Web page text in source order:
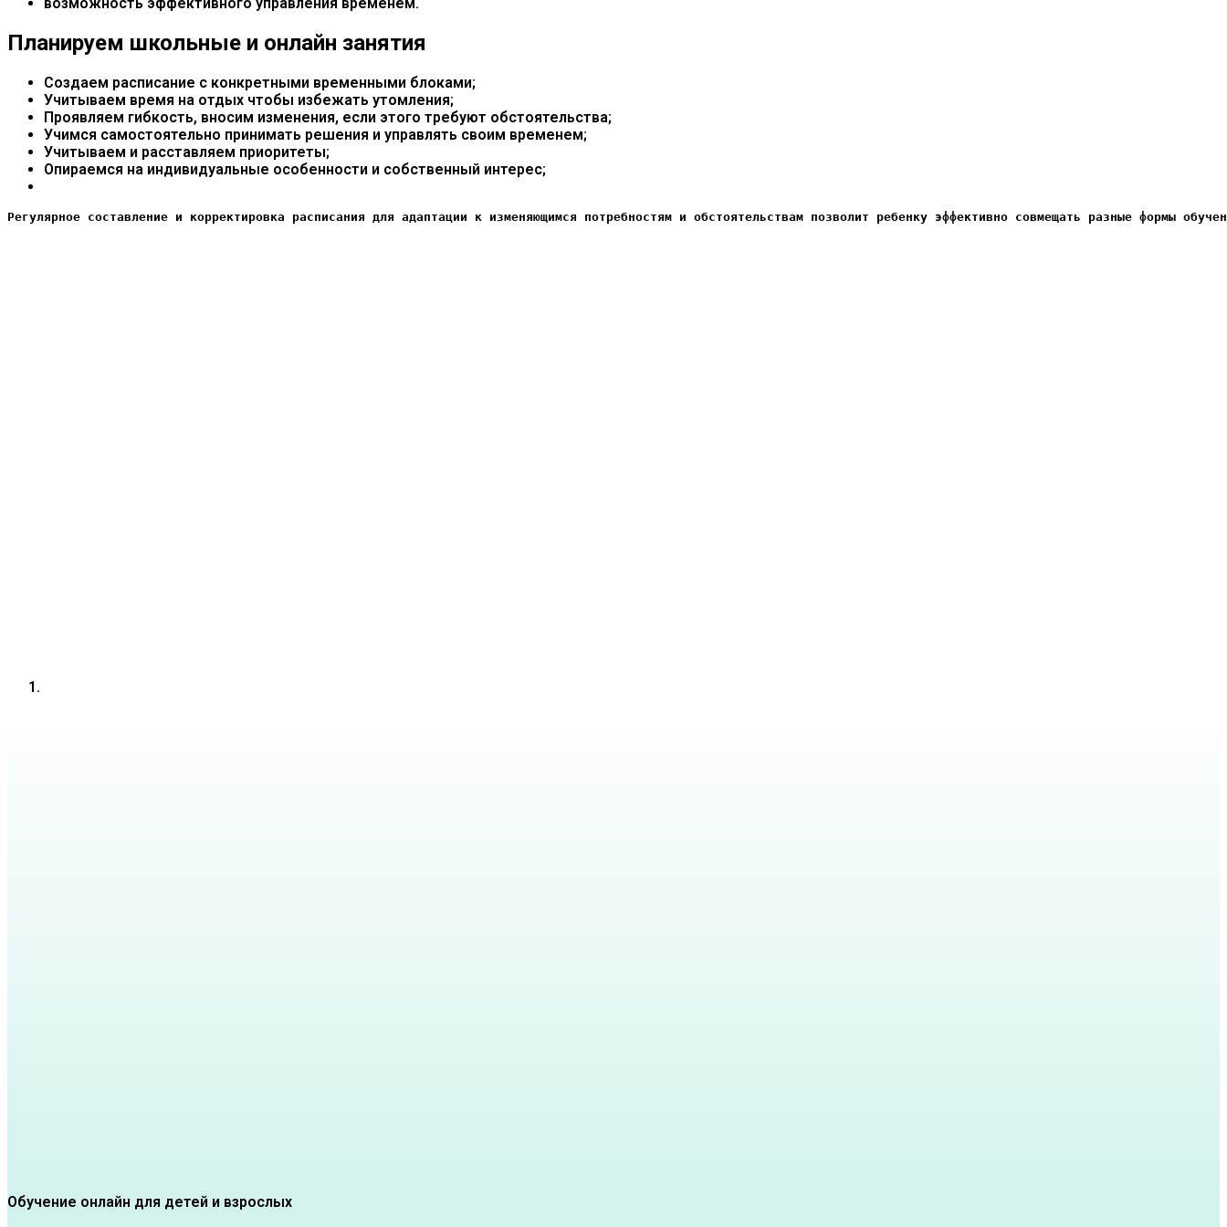
Планируем школьные и онлайн занятия
Создаем расписание с конкретными временными блоками;
Учитываем время на отдых чтобы избежать утомления;
Проявляем гибкость, вносим изменения, если этого требуют обстоятельства;
Учимся самостоятельно принимать решения и управлять своим временем;
Учитываем и расставляем приоритеты;
Опираемся на индивидуальные особенности и собственный интерес;
Регулярное составление и корректировка расписания для адаптации к изменяющимся потребностям и обстоятельствам позволит ребенку эффективно совмещать разные формы
Обучение онлайн для детей и взрослых